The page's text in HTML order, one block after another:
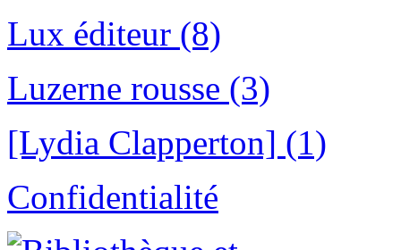
Lux éditeur (8)
Luzerne rousse (3)
[Lydia Clapperton] (1)
Confidentialité